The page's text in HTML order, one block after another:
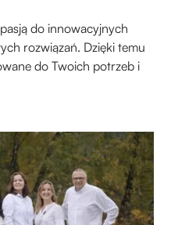
do innowacyjnych
rozwiązań. Dzięki temu
do Twoich potrzeb i